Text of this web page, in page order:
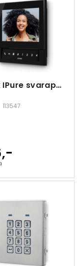
Videx IPure svarapparat KL7VXIPB
113547